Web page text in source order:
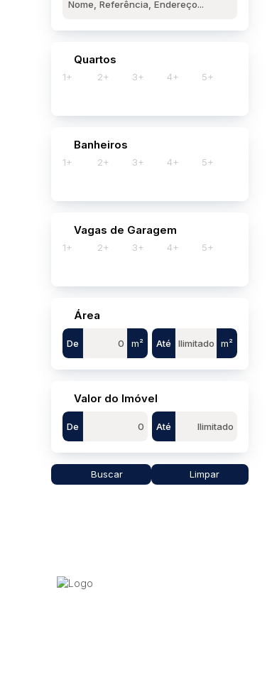
Quartos
1+ 2+ 3+ 4+ 5+
Banheiros
1+ 2+ 3+ 4+ 5+
Vagas de Garagem
1+ 2+ 3+ 4+ 5+
Área
De m² Até m²
Valor do Imóvel
De Até
Buscar Limpar